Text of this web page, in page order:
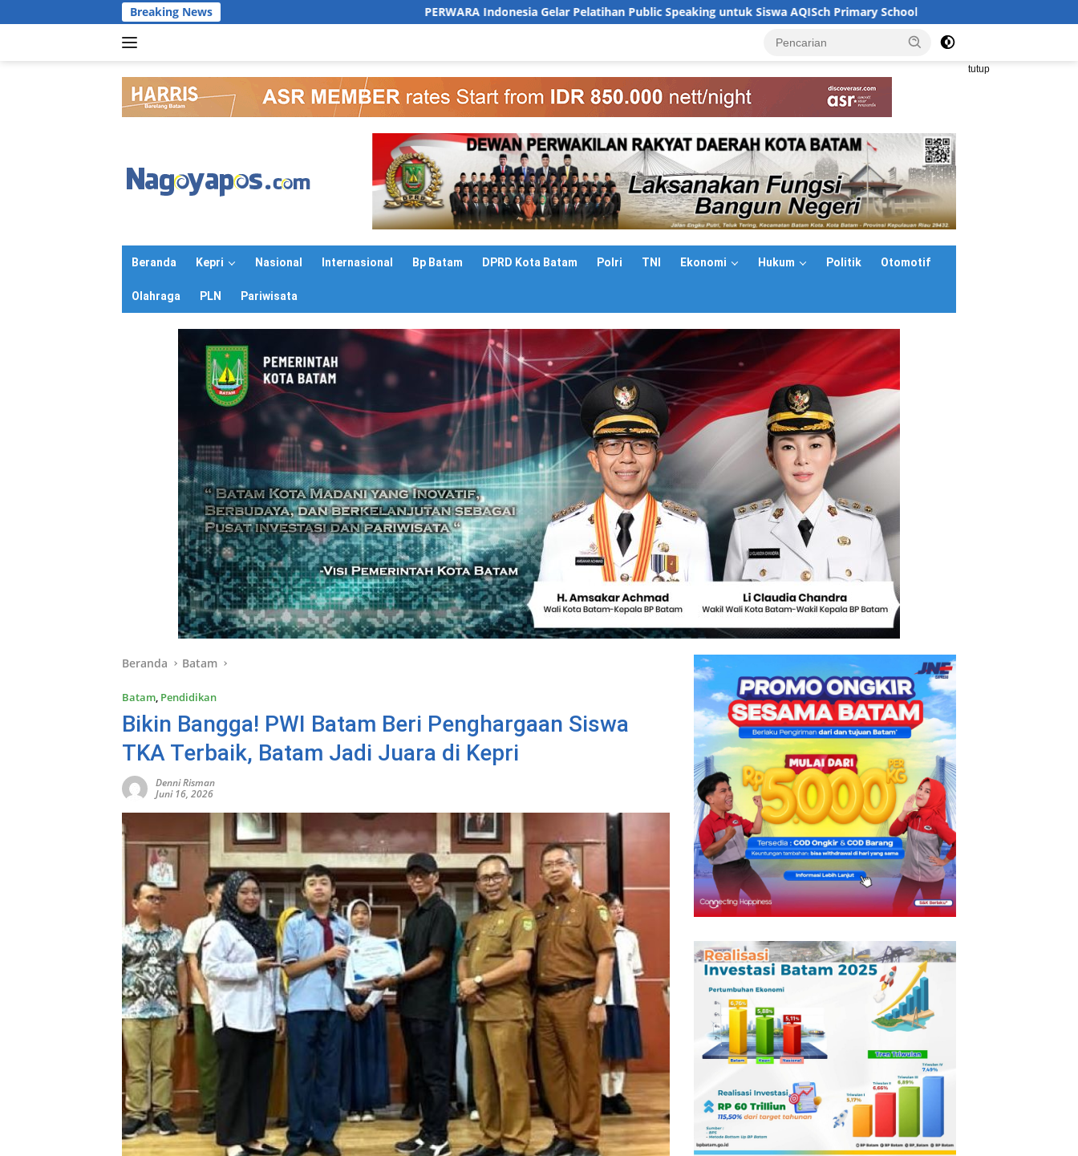
ke
Breaking News PERWARA Indonesia Gelar Pelatihan Public Speaking untuk Siswa AQISch Primary School Pengurus PWI Kepri Hormati
tutup
<
Beranda Kepri Nasional Internasional Bp Batam DPRD Kota Batam Polri TNI Ekonomi Hukum Politik Otomotif
Olahraga PLN Pariwisata
Beranda Batam
Batam, Pendidikan
Bikin Bangga! PWI Batam Beri Penghargaan Siswa
TKA Terbaik, Batam Jadi Juara di Kepri
Denni Risman
Juni 16, 2026